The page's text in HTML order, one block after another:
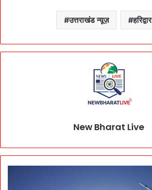
उत्तराखंड न्यूज़ हरिद्वार
New Bharat Live